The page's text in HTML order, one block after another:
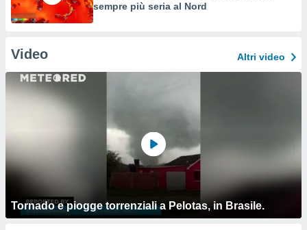
sempre più seria al Nord
Video Altri video
Tornado e piogge torrenziali a Pelotas, in Brasile.